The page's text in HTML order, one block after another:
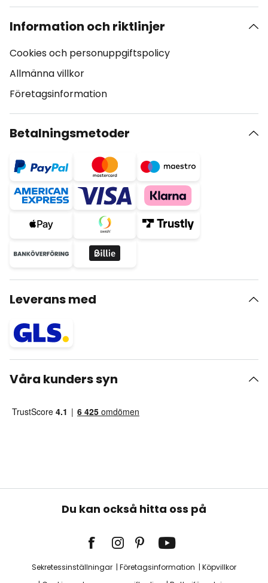
Information och riktlinjer
Cookies och personuppgiftspolicy
Allmänna villkor
Företagsinformation
Betalningsmetoder
Leverans med
Våra kunders syn
Du kan också hitta oss på
Sekretessinställningar Företagsinformation
Köpvillkor